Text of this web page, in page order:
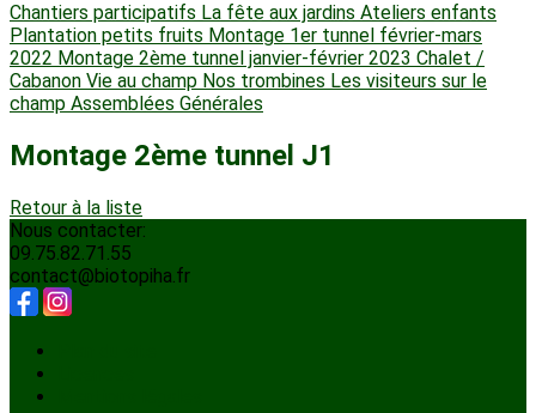
Chantiers participatifs La fête aux jardins Ateliers enfants
Plantation petits fruits Montage 1er tunnel février-mars
2022 Montage 2ème tunnel janvier-février 2023 Chalet /
Cabanon Vie au champ Nos trombines Les visiteurs sur le
champ Assemblées Générales
Montage 2ème tunnel J1
Retour à la liste
Nous contacter:
09.75.82.71.55
contact@biotopiha.fr